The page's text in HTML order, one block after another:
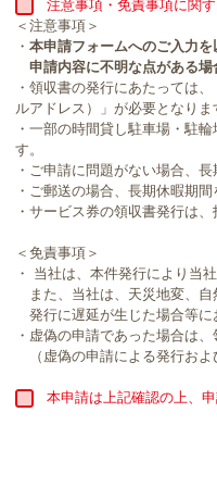
注意事項・免責事項に関
＜注意事項＞
・ 本申請フォームへのご入力
申請内容に不明な点がある
・領収書の発行にあたっては
ルアドレス）」が必要となりま
・一部の時間貸し駐車場・駐
す。
・ご申請に問題がない場合、
・ご郵送の場合、長期休暇期
・サービス券の領収書発行は
＜免責事項＞
・ 当社は、本件発行により当
また、当社は、天災地変、自
発行に遅延が生じた場合等に
・虚偽の申請であった場合は
（虚偽の申請による発行およ
本申請は上記確認の上、